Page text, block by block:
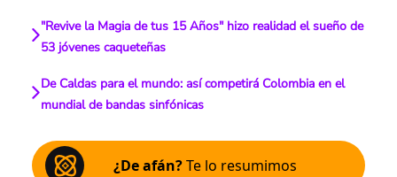
"Revive la Magia de tus 15 Años" hizo realidad el sueño de
53 jóvenes caqueteñas
De Caldas para el mundo: así competirá Colombia en el
mundial de bandas sinfónicas
¿De afán?Te lo resumimos